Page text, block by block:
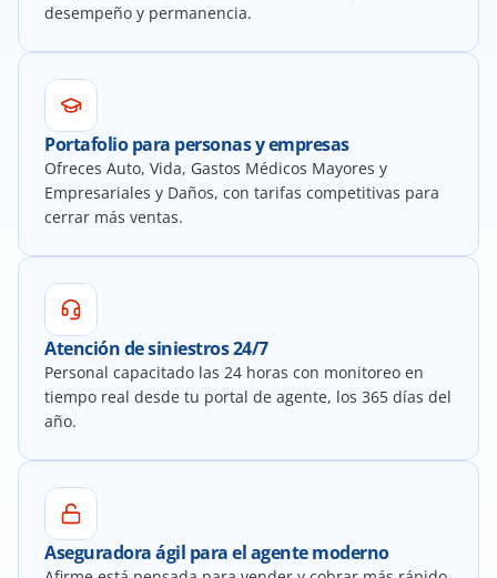
desempeño y permanencia.
Portafolio para personas y empresas
Ofreces Auto, Vida, Gastos Médicos Mayores y
Empresariales y Daños, con tarifas competitivas para
cerrar más ventas.
Atención de siniestros 24/7
Personal capacitado las 24 horas con monitoreo en
tiempo real desde tu portal de agente, los 365 días del
año.
Aseguradora ágil para el agente moderno